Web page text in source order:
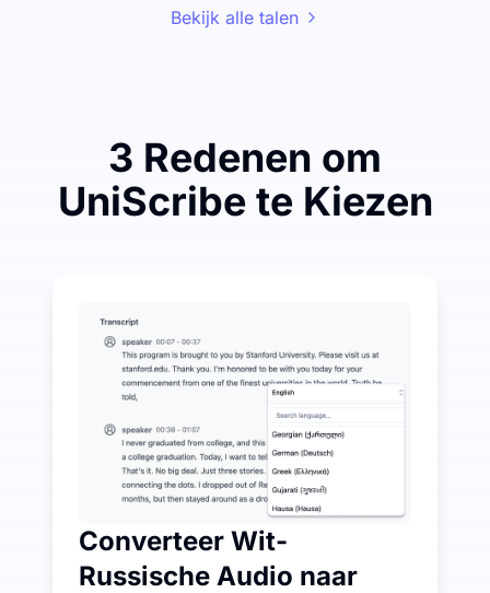
Bekijk alle talen
3 Redenen om
UniScribe te Kiezen
UniScribe biedt elke maand 120 minuten gratis
Meer AI-functies beschikbaar naast Audio-naar-tekst
Genereer automatisch samenvattingen,
Converteer Wit-
Russische Audio naar